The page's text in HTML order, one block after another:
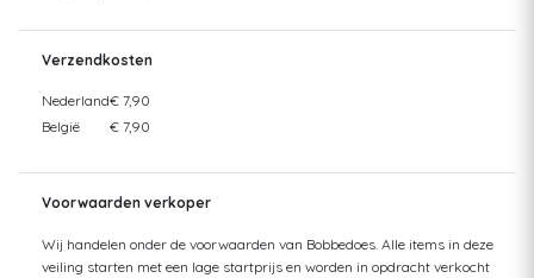
Verzendkosten
Nederland€ 7,90
België
€ 7,90
Voorwaarden verkoper
Wij handelen onder de voorwaarden van Bobbedoes. Alle items in deze
veiling starten met een lage startprijs en worden in opdracht verkocht